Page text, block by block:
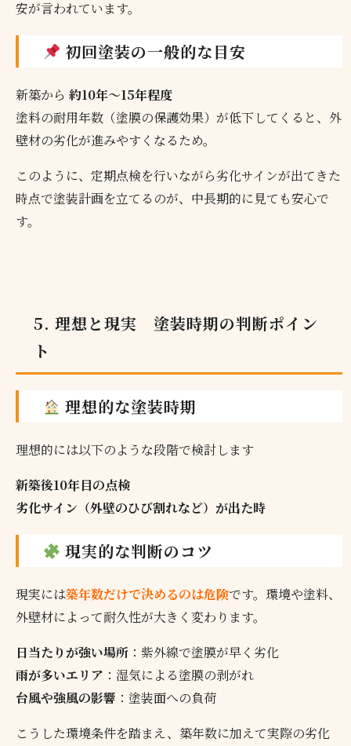
安が言われています。
初回塗装の一般的な目安
新築から約10年〜15年程度
塗料の耐用年数（塗膜の保護効果）が低下してくると、外
壁材の劣化が進みやすくなるため。
このように、定期点検を行いながら劣化サインが出てきた
時点で塗装計画を立てるのが、中長期的に見ても安心で
す。
5. 理想と現実 塗装時期の判断ポイン
ト
理想的な塗装時期
理想的には以下のような段階で検討します
新築後10年目の点検
劣化サイン（外壁のひび割れなど）が出た時
現実的な判断のコツ
現実には築年数だけで決めるのは危険です。環境や塗料、
外壁材によって耐久性が大きく変わります。
日当たりが強い場所 ：紫外線で塗膜が早く劣化
雨が多いエリア ：湿気による塗膜の剥がれ
台風や強風の影響 ：塗装面への負荷
こうした環境条件を踏まえ、築年数に加えて実際の劣化